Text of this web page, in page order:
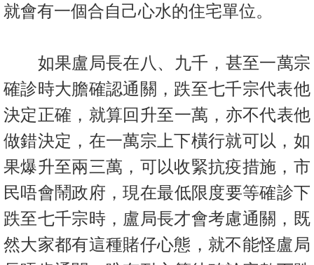
就會有一個合自己心水的住宅單位。
如果盧局長在八、九千，甚至一萬宗
確診時大膽確認通關，跌至七千宗代表他
決定正確，就算回升至一萬，亦不代表他
做錯決定， 在一萬宗上下橫行就可以，如
果爆升至兩三萬，可以收緊抗疫措施， 市
民唔會鬧政府，現在最低限度要等確診下
跌至七千宗時， 盧局長才會考慮通關，既
然大家都有這種賭仔心態， 就不能怪盧局